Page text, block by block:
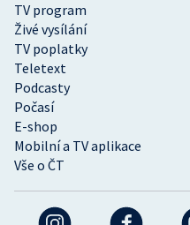
TV program
Živé vysílání
TV poplatky
Teletext
Podcasty
Počasí
E-shop
Mobilní a TV aplikace
Vše o ČT